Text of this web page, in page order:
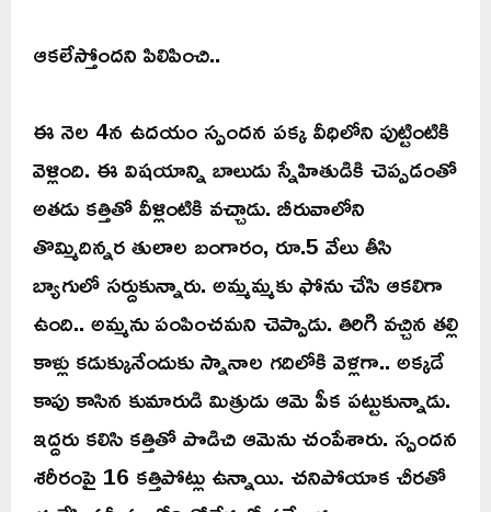
ఆకలేస్తోందని పిలిపించి..
ఈ నెల 4న ఉదయం స్పందన పక్క వీధిలోని పుట్టింటికి
వెళ్లింది. ఈ విషయాన్ని బాలుడు స్నేహితుడికి చెప్పడంతో
అతడు కత్తితో వీళ్లింటికి వచ్చాడు. బీరువాలోని
తొమ్మిదిన్నర తులాల బంగారం, రూ.5 వేలు తీసి
బ్యాగులో సర్దుకున్నారు. అమ్మమ్మకు ఫోను చేసి ఆకలిగా
ఉంది.. అమ్మను పంపించమని చెప్పాడు. తిరిగి వచ్చిన తల్లి
కాళ్లు కడుక్కునేందుకు స్నానాల గదిలోకి వెళ్లగా.. అక్కడే
కాపు కాసిన కుమారుడి మిత్రుడు ఆమె పీక పట్టుకున్నాడు.
ఇద్దరు కలిసి కత్తితో పొడిచి ఆమెను చంపేశారు. స్పందన
శరీరంపై 16 కత్తిపోట్లు ఉన్నాయి. చనిపోయాక చీరతో